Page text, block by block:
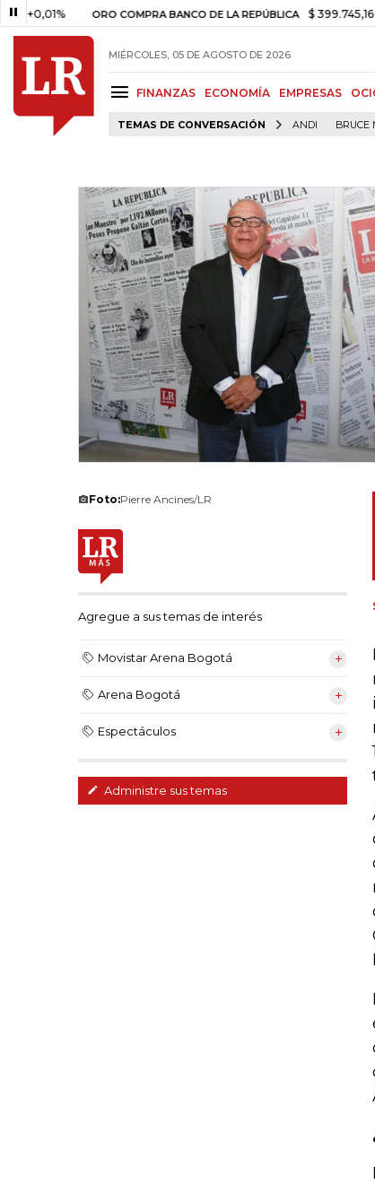
ORO COMPRA BANCO DE LA REPÚBLICA $ 399.745,16 +$
MIÉRCOLES, 05 DE AGOSTO DE 2026
FINANZAS ECONOMÍA EMPRESAS
TEMAS DE CONVERSACIÓN ANDI BRUCE
Foto:Pierre Ancines/LR
Agregue a sus temas de interés
Movistar Arena Bogotá
Arena Bogotá
Espectáculos
Administre sus temas